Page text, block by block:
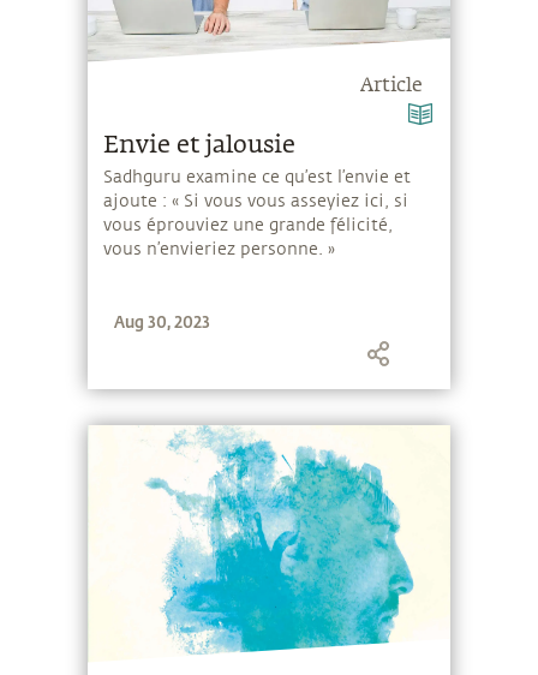
Article
Envie et jalousie
Sadhguru examine ce qu’est l’envie et
ajoute : « Si vous vous asseyiez ici, si
vous éprouviez une grande félicité,
vous n’envieriez personne. »
Aug 30, 2023